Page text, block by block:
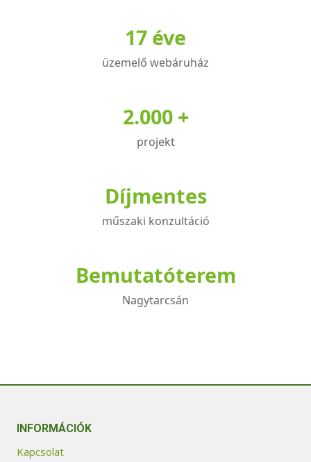
17 éve
üzemelő webáruház
2.000 +
projekt
Díjmentes
műszaki konzultáció
Bemutatóterem
Nagytarcsán
INFORMÁCIÓK
Kapcsolat